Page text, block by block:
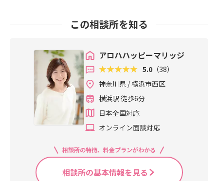
この相談所を知る
アロハハッピーマリッジ
5.0 （38）
神奈川県 / 横浜市西区
横浜駅 徒歩6分
日本全国対応
オンライン面談対応
相談所の特徴、料金プランがわかる
相談所の基本情報を見る